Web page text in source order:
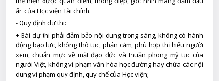
ấn của Học viện Tài chính.
- Quy định dự thi:
+ Bài dự thi phải đảm bảo nội dung trong sáng, không có hành
động bạo lực, không thô tục, phản cảm, phù hợp thị hiếu người
xem, chuẩn mực về mặt đạo đức và thuần phong mỹ tục của
người Việt, không vi phạm văn hóa học đường hay chứa các nội
dung vi phạm quy định, quy chế của Học viện;